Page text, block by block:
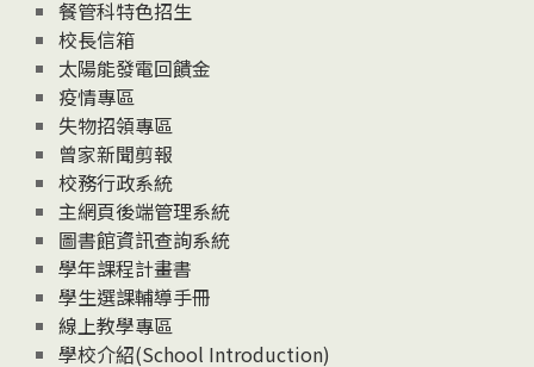
餐管科特色招生
校長信箱
太陽能發電回饋金
疫情專區
失物招領專區
曾家新聞剪報
校務行政系統
主網頁後端管理系統
圖書館資訊查詢系統
學年課程計畫書
學生選課輔導手冊
線上教學專區
學校介紹(School Introduction)